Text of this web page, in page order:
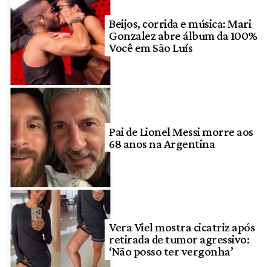
Beijos, corrida e música: Mari
Gonzalez abre álbum da 100%
Você em São Luís
Pai de Lionel Messi morre aos
68 anos na Argentina
Vera Viel mostra cicatriz após
retirada de tumor agressivo:
‘Não posso ter vergonha’